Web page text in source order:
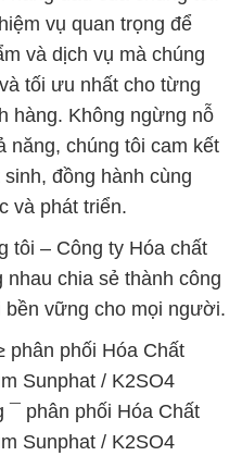
chúng tôi cam kết
đồng hành cùng
và phát triển.
tôi – Công ty Hóa chất
chia sẻ thành công
vững cho mọi người.
phối Hóa Chất
Sunphat / K2SO4
phân phối Hóa Chất
Sunphat / K2SO4
Hóa Chất Công Nghiệp
Hóa Chất Công
/ K2SO4